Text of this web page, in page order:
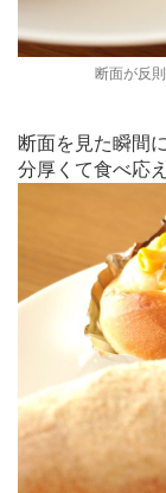
断面が反
断面を見た瞬間
分厚くて食べ応